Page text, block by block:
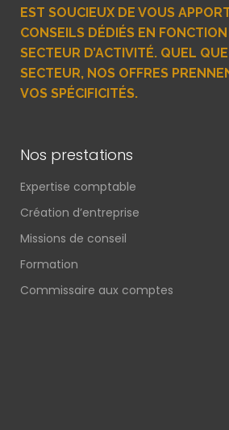
EST SOUCIEUX DE VOUS
CONSEILS DÉDIÉS EN
SECTEUR D’ACTIVITÉ. QUEL
SECTEUR, NOS OFFRES
VOS SPÉCIFICITÉS.
Nos prestations
Expertise comptable
Création d’entreprise
Missions de conseil
Formation
Commissaire aux comptes